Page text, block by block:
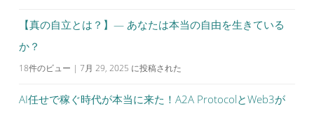
【真の自立とは？】— あなたは本当の自由を生きている
か？
18件のビュー | 7月 29, 2025 に投稿された
AI任せで稼ぐ時代が本当に来た！A2A ProtocolとWeb3が